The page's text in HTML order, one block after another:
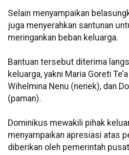
Selain menyampaikan
juga menyerahkan santunan
meringankan beban keluarga.
Bantuan tersebut diterima
keluarga, yakni Maria Goreti
Wihelmina Nenu (nenek), dan
(paman).
Dominikus mewakili pihak
menyampaikan apresiasi atas
diberikan oleh pemerintah